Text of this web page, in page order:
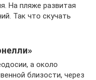
На пляже развитая
Так что скучать
а около
близости, через